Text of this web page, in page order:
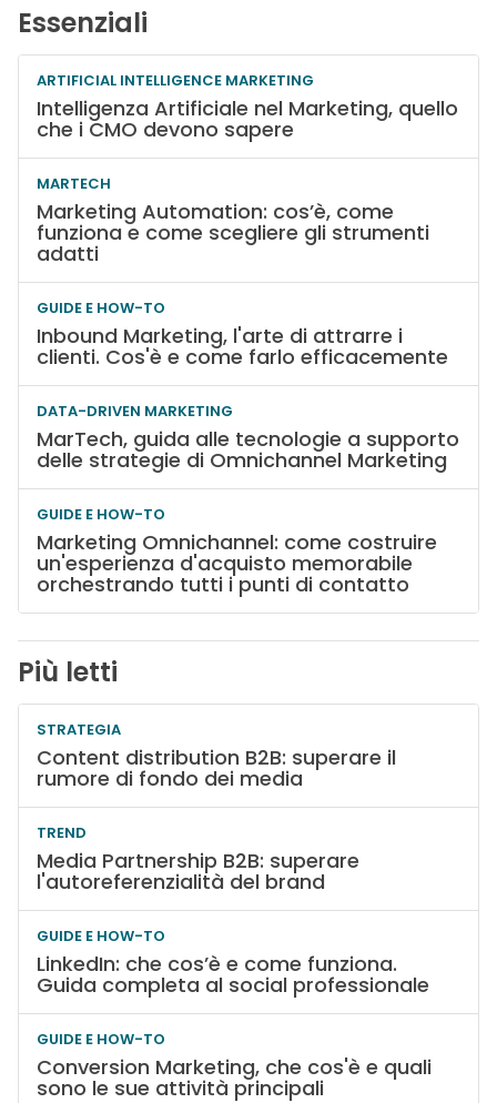
Essenziali
ARTIFICIAL INTELLIGENCE MARKETING
Intelligenza Artificiale nel Marketing, quello
che i CMO devono sapere
MARTECH
Marketing Automation: cos’è, come
funziona e come scegliere gli strumenti
adatti
GUIDE E HOW-TO
Inbound Marketing, l'arte di attrarre i
clienti. Cos'è e come farlo efficacemente
DATA-DRIVEN MARKETING
MarTech, guida alle tecnologie a supporto
delle strategie di Omnichannel Marketing
GUIDE E HOW-TO
Marketing Omnichannel: come costruire
un'esperienza d'acquisto memorabile
orchestrando tutti i punti di contatto
Più letti
STRATEGIA
Content distribution B2B: superare il
rumore di fondo dei media
TREND
Media Partnership B2B: superare
l'autoreferenzialità del brand
GUIDE E HOW-TO
LinkedIn: che cos’è e come funziona.
Guida completa al social professionale
GUIDE E HOW-TO
Conversion Marketing, che cos'è e quali
sono le sue attività principali